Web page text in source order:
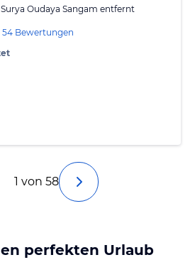
Oudaya Sangam entfernt
54 Bewertungen
1 von 58
perfekten Urlaub